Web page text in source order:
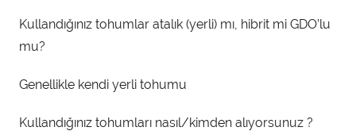
Kullandığınız tohumlar atalık (yerli) mı, hibrit mi GDO’lu
mu?
Genellikle kendi yerli tohumu
Kullandığınız tohumları nasıl/kimden alıyorsunuz ?